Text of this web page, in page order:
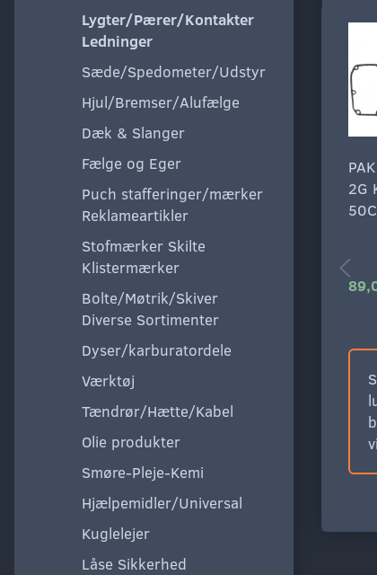
Lygter/Pærer/Kontakter
Ledninger
Sæde/Spedometer/Udstyr
Hjul/Bremser/Alufælge
Dæk & Slanger
Fælge og Eger
Puch stafferinger/mærker
Reklameartikler
Stofmærker Skilte
Klistermærker
Bolte/Møtrik/Skiver
Diverse Sortimenter
Dyser/karburatordele
Værktøj
Tændrør/Hætte/Kabel
Olie produkter
Smøre-Pleje-Kemi
Hjælpemidler/Universal
Kuglelejer
Låse Sikkerhed
2G